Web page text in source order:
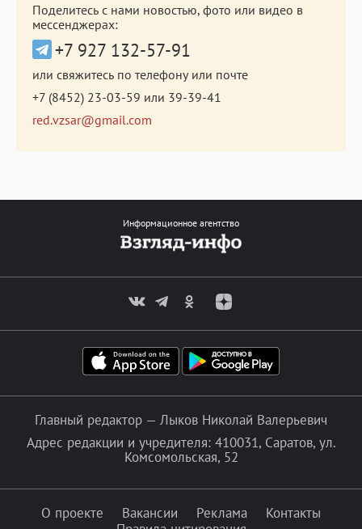
Поделитесь с нами новостью, фото или видео в
мессенджерах:
+7 927 132-57-91
или свяжитесь по телефону или почте
+7 (8452) 23-03-59 или 39-39-41
red.vzsar@gmail.com
Информационное агентство
Главный редактор — Лыков Николай Валерьевич
Адрес редакции и учредителя: 410031, Саратов, ул.
Комсомольская, 52
О проекте Вакансии Реклама
Контакты